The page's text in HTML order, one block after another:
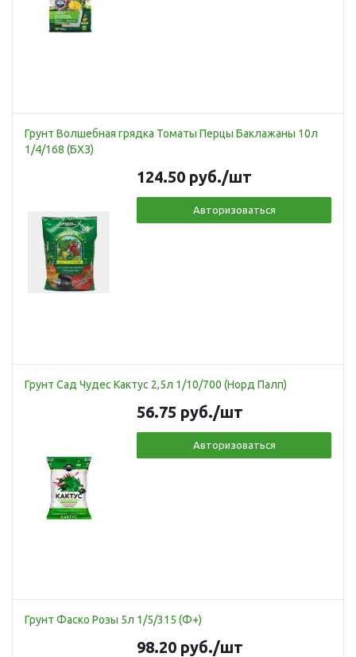
Грунт Волшебная грядка Томаты Перцы Баклажаны 10л
1/4/168 (БХЗ)
124.50 руб./шт
Авторизоваться
Грунт Сад Чудес Кактус 2,5л 1/10/700 (Норд Палп)
56.75 руб./шт
Авторизоваться
Грунт Фаско Розы 5л 1/5/315 (Ф+)
98.20 руб./шт